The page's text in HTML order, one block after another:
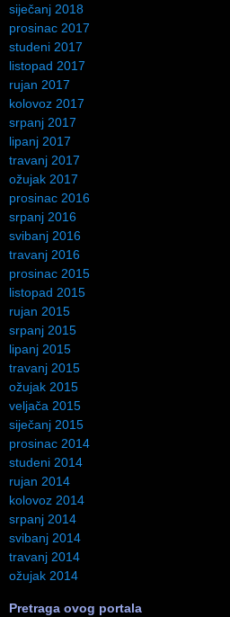
siječanj 2018
prosinac 2017
studeni 2017
listopad 2017
rujan 2017
kolovoz 2017
srpanj 2017
lipanj 2017
travanj 2017
ožujak 2017
prosinac 2016
srpanj 2016
svibanj 2016
travanj 2016
prosinac 2015
listopad 2015
rujan 2015
srpanj 2015
lipanj 2015
travanj 2015
ožujak 2015
veljača 2015
siječanj 2015
prosinac 2014
studeni 2014
rujan 2014
kolovoz 2014
srpanj 2014
svibanj 2014
travanj 2014
ožujak 2014
Pretraga ovog portala